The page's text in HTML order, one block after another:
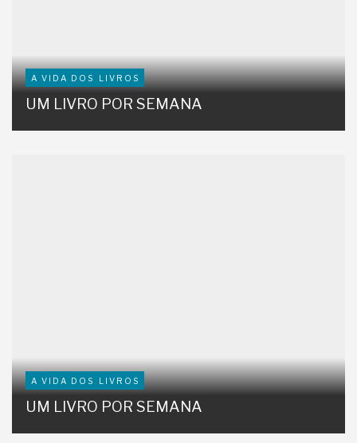
A VIDA DOS LIVROS
UM LIVRO POR SEMANA
A VIDA DOS LIVROS
UM LIVRO POR SEMANA